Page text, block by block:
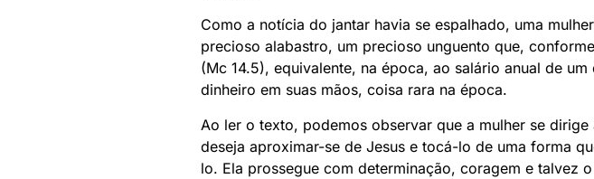
Como a notícia do jantar havia se espalhado, uma
precioso alabastro, um precioso unguento que,
(Mc 14.5), equivalente, na época, ao salário anual de
dinheiro em suas mãos, coisa rara na época.
Ao ler o texto, podemos observar que a mulher se
deseja aproximar-se de Jesus e tocá-lo de uma forma
lo. Ela prossegue com determinação, coragem e talvez